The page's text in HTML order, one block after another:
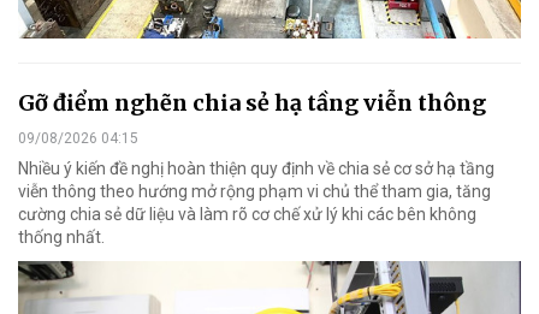
Gỡ điểm nghẽn chia sẻ hạ tầng viễn thông
09/08/2026 04:15
Nhiều ý kiến đề nghị hoàn thiện quy định về chia sẻ cơ sở hạ tầng
viễn thông theo hướng mở rộng phạm vi chủ thể tham gia, tăng
cường chia sẻ dữ liệu và làm rõ cơ chế xử lý khi các bên không
thống nhất.